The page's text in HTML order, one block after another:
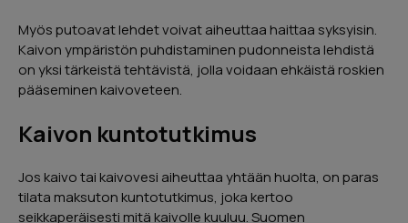
Myös putoavat lehdet voivat aiheuttaa haittaa syksyisin.
Kaivon ympäristön puhdistaminen pudonneista lehdistä
on yksi tärkeistä tehtävistä, jolla voidaan ehkäistä roskien
pääseminen kaivoveteen.
Kaivon kuntotutkimus
Jos kaivo tai kaivovesi aiheuttaa yhtään huolta, on paras
tilata maksuton kuntotutkimus, joka kertoo
seikkaperäisesti mitä kaivolle kuuluu. Suomen